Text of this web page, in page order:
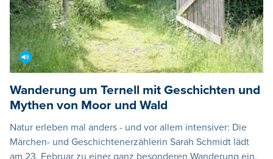
Wanderung um Ternell mit Geschichten und
Mythen von Moor und Wald
Natur erleben mal anders - und vor allem intensiver: Die
Märchen- und Geschichtenerzählerin Sarah Schmidt lädt